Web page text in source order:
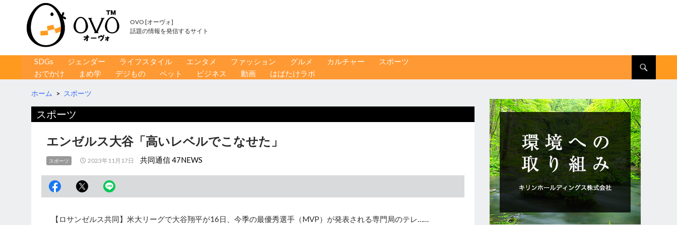
OVO [オーヴォ]
話題の情報を発信するサイト
コンテンツへ移動
SDGs ジェンダー ライフスタイル エンタメ ファッション グルメ カルチャー
スポーツ
おでかけ
まめ学 デジもの ペット ビジネス 動画 はばたけラボ
ホーム > スポーツ
スポーツ
エンゼルス大谷「高いレベルでこなせた」
スポーツ 2023年11月17日 共同通信 47NEWS
【ロサンゼルス共同】米大リーグで大谷翔平が16日、今季の最優秀選手（MVP）が発表される専門局のテレ……